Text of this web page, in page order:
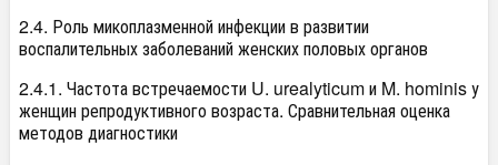
2.4. Роль микоплазменной инфекции в развитии
воспалительных заболеваний женских половых органов
2.4.1. Частота встречаемости U. urealyticum и M. hominis у
женщин репродуктивного возраста. Сравнительная оценка
методов диагностики